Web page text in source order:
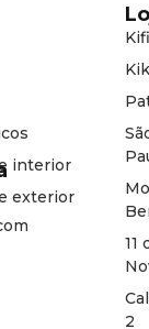
11
2
interior
exterior